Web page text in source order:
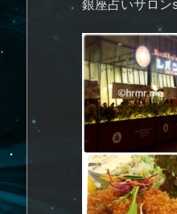
銀座占いサロン